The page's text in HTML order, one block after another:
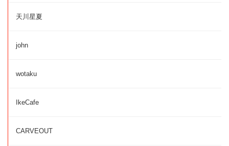
天川星夏
john
wotaku
IkeCafe
CARVEOUT